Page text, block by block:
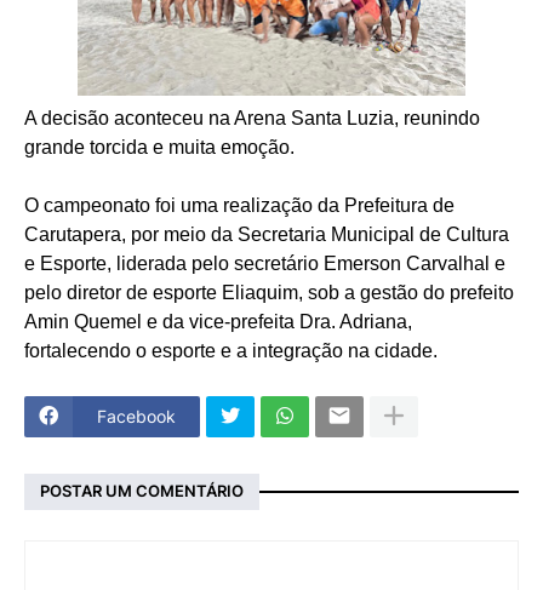
A decisão aconteceu na Arena Santa Luzia, reunindo
grande torcida e muita emoção.
O campeonato foi uma realização da Prefeitura de
Carutapera, por meio da Secretaria Municipal de Cultura
e Esporte, liderada pelo secretário Emerson Carvalhal e
pelo diretor de esporte Eliaquim, sob a gestão do prefeito
Amin Quemel e da vice-prefeita Dra. Adriana,
fortalecendo o esporte e a integração na cidade.
Facebook
POSTAR UM COMENTÁRIO